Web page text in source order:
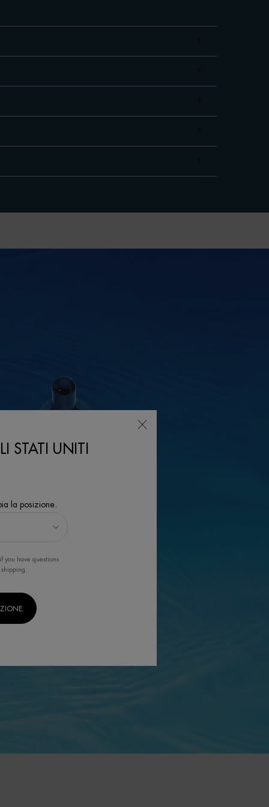
STATI UNITI
la posizione.
if you have questions